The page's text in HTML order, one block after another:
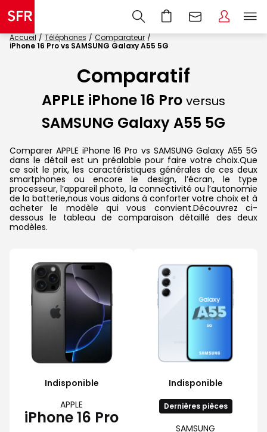
Accueil Téléphones
Comparateur
iPhone 16 Pro vs SAMSUNG Galaxy A55 5G
Comparatif
APPLE iPhone 16 Pro versus
SAMSUNG Galaxy A55 5G
Comparer APPLE iPhone 16 Pro vs SAMSUNG Galaxy A55 5G
dans le détail est un préalable pour faire votre choix.Que
ce soit le prix, les caractéristiques générales de ces deux
smartphones ou encore le design, l’écran, le type
processeur, l’appareil photo, la connectivité ou l’autonomie
de la batterie,nous vous aidons à conforter votre choix et à
acheter le modèle qui vous convient.Découvrez ci-
dessous le tableau de comparaison détaillé des deux
modèles.
Indisponible
APPLE
iPhone 16 Pro
Indisponible
Dernières pièces
SAMSUNG